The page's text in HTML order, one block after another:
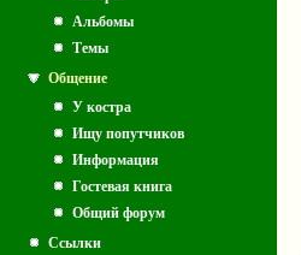
Альбомы
Темы
Общение
У костра
Ищу попутчиков
Информация
Гостевая книга
Общий форум
Ссылки